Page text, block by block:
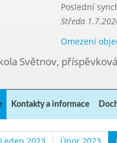
Poslední
Středa
Omezení
Světnov,
Kontakty a informace